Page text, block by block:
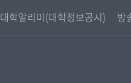
원격교육혁신연
대학알리미(대학정보공시) 방